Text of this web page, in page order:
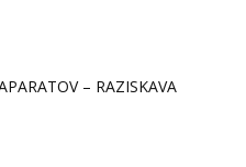
– RAZISKAVA